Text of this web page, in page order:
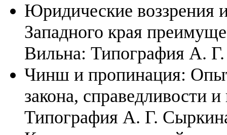
Юридические воззрения
Западного края
Вильна: Типография А.
Чинш и пропинация:
закона, справедливости
Типография А. Г.